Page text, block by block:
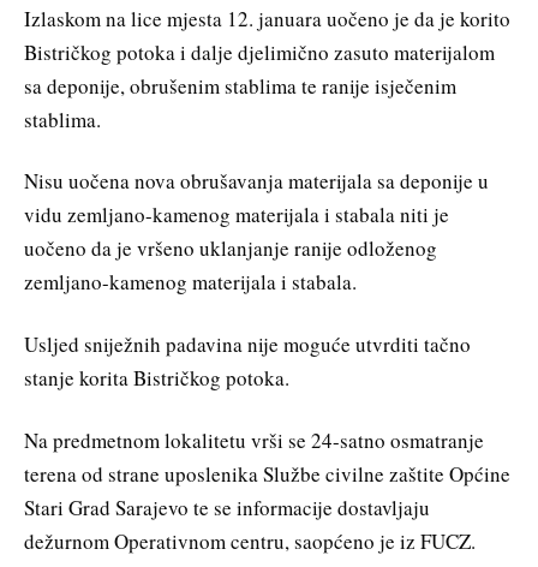
Izlaskom na lice mjesta 12. januara uočeno je da je korito
Bistričkog potoka i dalje djelimično zasuto materijalom
sa deponije, obrušenim stablima te ranije isječenim
stablima.
Nisu uočena nova obrušavanja materijala sa deponije u
vidu zemljano-kamenog materijala i stabala niti je
uočeno da je vršeno uklanjanje ranije odloženog
zemljano-kamenog materijala i stabala.
Usljed sniježnih padavina nije moguće utvrditi tačno
stanje korita Bistričkog potoka.
Na predmetnom lokalitetu vrši se 24-satno osmatranje
terena od strane uposlenika Službe civilne zaštite Općine
Stari Grad Sarajevo te se informacije dostavljaju
dežurnom Operativnom centru, saopćeno je iz FUCZ.